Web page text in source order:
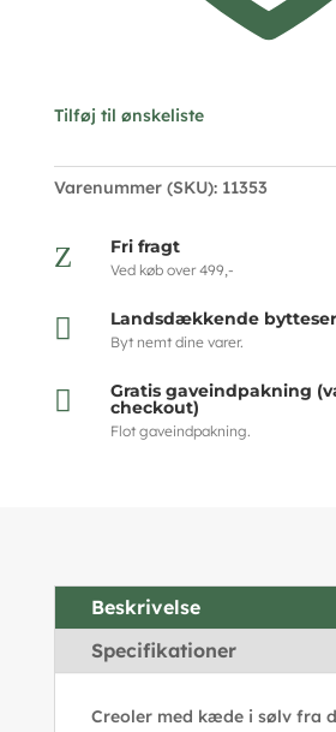
Tilføj til ønskeliste
Varenummer (SKU): 11353
Z Fri fragt
Ved køb over 499,-
 Landsdækkende
Byt nemt dine varer.
 Gratis gaveindpakning
checkout)
Flot gaveindpakning.
Beskrivelse
Specifikationer
Creoler med kæde i sølv fra